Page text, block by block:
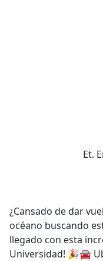
Et.
¿Cansado de dar
océano buscando
llegado con esta
Universidad! 🎉🚘